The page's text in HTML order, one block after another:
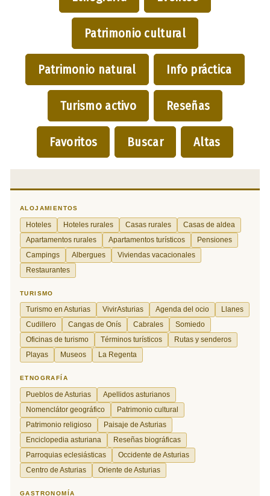
Patrimonio cultural
Patrimonio natural Info práctica
Turismo activo Reseñas
Favoritos Buscar Altas